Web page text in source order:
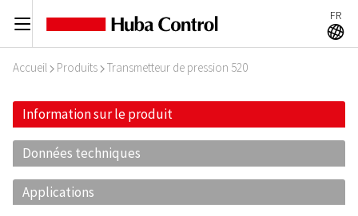
C FR
A
Accueil I Produits I Transmetteur de pression 520
Information sur le produit
Données techniques
Applications